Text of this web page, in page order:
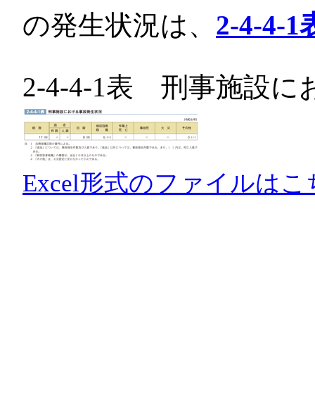
の発生状況は、 2-4-4-1
2-4-4-1表 刑事施設に
Excel形式のファイルはこ